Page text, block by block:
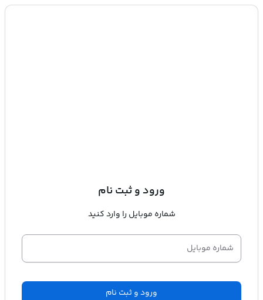
ورود و ثبت نام
شماره موبایل را وارد کنید
شماره موبایل
ورود و ثبت نام